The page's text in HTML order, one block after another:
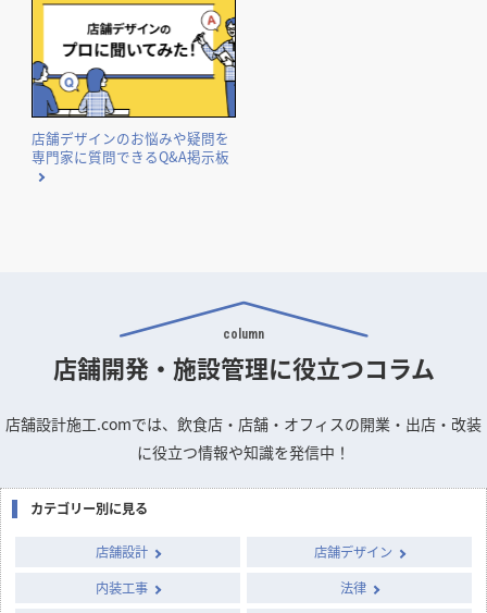
店舗デザインのお悩みや疑問を
専門家に質問できるQ&A掲示板
column
店舗開発・施設管理に役立つコラム
店舗設計施工.comでは、飲食店・店舗・オフィスの開業・出店・改装
に役立つ情報や知識を発信中！
カテゴリー別に見る
店舗設計
店舗デザイン
内装工事
法律